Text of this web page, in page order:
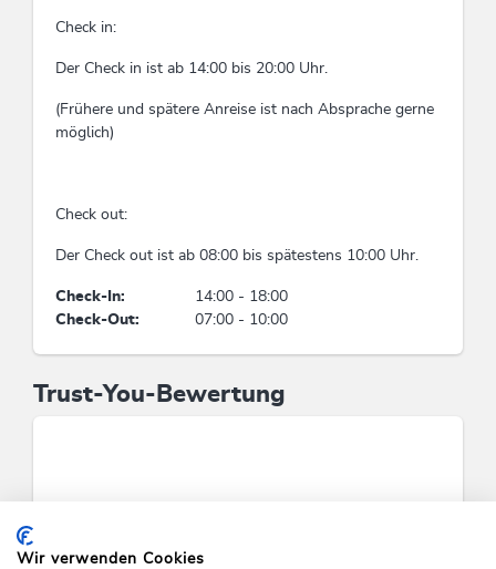
Sport / Freizeit
Liegewiese, Garten / Wiese
Eignung
Lage
Wiesenlage, Ruhige Lage, Nähe Bergbahn,
Gäste können Handtücher mehrmals verwenden
Check in:
Der Check in ist ab 14:00 bis 20:00 Uhr.
(Frühere und spätere Anreise ist nach Absprache gerne
möglich)
Check out:
Der Check out ist ab 08:00 bis spätestens 10:00 Uhr.
Check-In:
14:00 - 18:00
Check-Out:
07:00 - 10:00
Trust-You-Bewertung
Wir verwenden Cookies